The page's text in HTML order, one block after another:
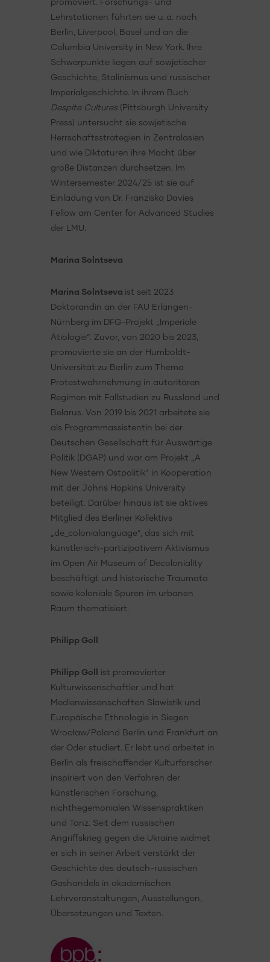
Lehrstationen führten sie u. a. nach
Berlin, Liverpool, Basel und an die
Columbia University in New York. Ihre
Schwerpunkte liegen auf sowjetischer
Geschichte, Stalinismus und russischer
Imperialgeschichte. In ihrem Buch
Despite Cultures (Pittsburgh University
Press) untersucht sie sowjetische
Herrschaftsstrategien in Zentralasien
und wie Diktaturen ihre Macht über
große Distanzen durchsetzen. Im
Wintersemester 2024/25 ist sie auf
Einladung von Dr. Franziska Davies
Fellow am Center for Advanced Studies
der LMU.
Marina Solntseva
Marina Solntseva ist seit 2023
Doktorandin an der FAU Erlangen-
Nürnberg im DFG-Projekt „Imperiale
Ätiologie“. Zuvor, von 2020 bis 2023,
promovierte sie an der Humboldt-
Universität zu Berlin zum Thema
Protestwahrnehmung in autoritären
Regimen mit Fallstudien zu Russland und
Belarus. Von 2019 bis 2021 arbeitete sie
als Programmassistentin bei der
Deutschen Gesellschaft für Auswärtige
Politik (DGAP) und war am Projekt „A
New Western Ostpolitik“ in Kooperation
mit der Johns Hopkins University
beteiligt. Darüber hinaus ist sie aktives
Mitglied des Berliner Kollektivs
„de_colonialanguage“, das sich mit
künstlerisch-partizipativem Aktivismus
im Open Air Museum of Decoloniality
beschäftigt und historische Traumata
sowie koloniale Spuren im urbanen
Raum thematisiert.
Philipp Goll
Philipp Goll ist promovierter
Kulturwissenschaftler und hat
Medienwissenschaften Slawistik und
Europäische Ethnologie in Siegen
Wrocław/Poland Berlin und Frankfurt an
der Oder studiert. Er lebt und arbeitet in
Berlin als freischaffender Kulturforscher
inspiriert von den Verfahren der
künstlerischen Forschung,
nichthegemonialen Wissenspraktiken
und Tanz. Seit dem russischen
Angriffskrieg gegen die Ukraine widmet
er sich in seiner Arbeit verstärkt der
Geschichte des deutsch-russischen
Gashandels in akademischen
Lehrveranstaltungen, Ausstellungen,
Übersetzungen und Texten.